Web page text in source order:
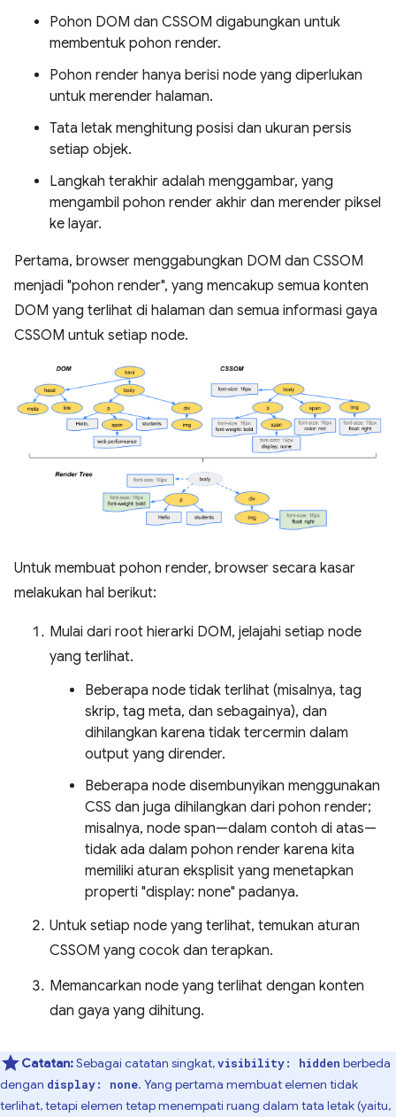
Pohon DOM dan CSSOM digabungkan untuk
membentuk pohon render.
Pohon render hanya berisi node yang diperlukan
untuk merender halaman.
Tata letak menghitung posisi dan ukuran persis
setiap objek.
Langkah terakhir adalah menggambar, yang
mengambil pohon render akhir dan merender piksel
ke layar.
Pertama, browser menggabungkan DOM dan CSSOM
menjadi "pohon render", yang mencakup semua konten
DOM yang terlihat di halaman dan semua informasi gaya
CSSOM untuk setiap node.
Untuk membuat pohon render, browser secara kasar
melakukan hal berikut:
Mulai dari root hierarki DOM, jelajahi setiap node
yang terlihat.
Beberapa node tidak terlihat (misalnya, tag
skrip, tag meta, dan sebagainya), dan
dihilangkan karena tidak tercermin dalam
output yang dirender.
Beberapa node disembunyikan menggunakan
CSS dan juga dihilangkan dari pohon render;
misalnya, node span—dalam contoh di atas—
tidak ada dalam pohon render karena kita
memiliki aturan eksplisit yang menetapkan
properti "display: none" padanya.
Untuk setiap node yang terlihat, temukan aturan
CSSOM yang cocok dan terapkan.
Memancarkan node yang terlihat dengan konten
dan gaya yang dihitung.
Catatan:Sebagai catatan singkat,visibility: hidden berbeda
dengan display: none. Yang pertama membuat elemen tidak
terlihat, tetapi elemen tetap menempati ruang dalam tata letak (yaitu,